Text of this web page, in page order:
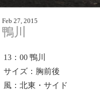
Feb 27, 2015
鴨川
13：00鴨川
サイズ：胸前後
風：北東・サイド